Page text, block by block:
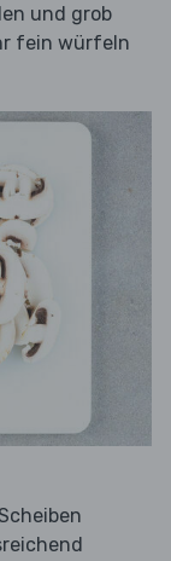
und grob
fein würfeln